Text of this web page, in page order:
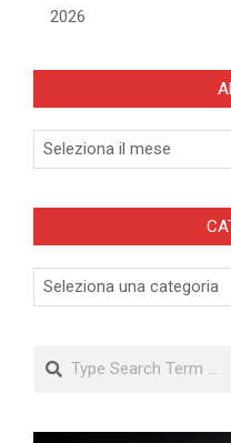
2026
Archivi
Categorie
Search